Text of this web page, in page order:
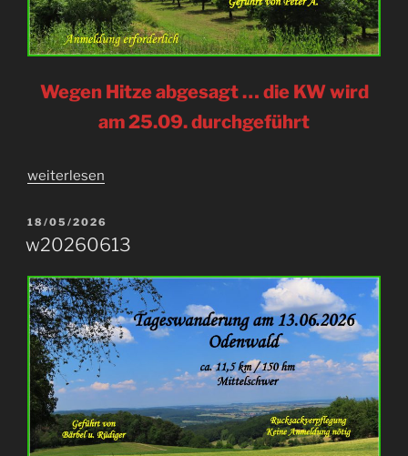
Wegen Hitze abgesagt … die KW wird
am 25.09. durchgeführt
„kw20260626“
weiterlesen
VERÖFFENTLICHT
AM
18/05/2026
w20260613